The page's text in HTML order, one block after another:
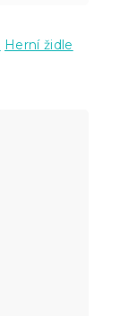
Herní židle